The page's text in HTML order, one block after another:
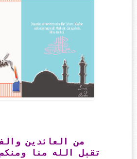
من العائدين
ﺗﻘﺒﻞ ﺍﻟﻠﻪ ﻣﻨﺎ